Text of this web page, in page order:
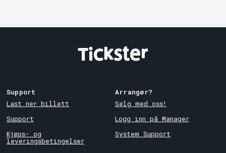
Support
Last ner billett
Support
Kjøps- og
leveringsbetingelser
Arrangør?
Selg med oss!
Logg inn på Manager
System Support